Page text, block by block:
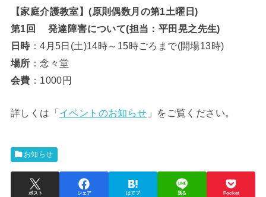
【家庭介護教室】(原則偶数月の第1土曜日)
第1回 発達障害について(担当：平田晃之先生)
日時：4月5日(土)14時～15時ごろまで(開場13時)
場所 ：念々堂
会費 ：1000円
詳しくは「 イベントのお知らせ 」をご覧ください。
お知らせ
ポスト シェア はてブ 送る Pocket